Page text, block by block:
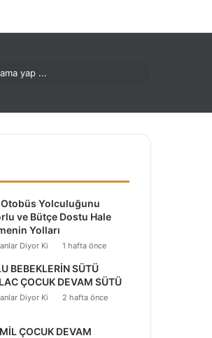
Yolculuğunu
ve Bütçe Dostu Hale
Yolları
Diyor Ki 1 hafta önce
BEBEKLERİN SÜTÜ
ÇOCUK DEVAM SÜTÜ
Diyor Ki 2 hafta önce
ÇOCUK DEVAM